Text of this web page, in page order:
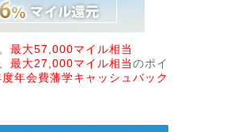
最大57,000マイル相当
最大27,000マイル相当 のポイ
年会費藩学キャッシュバック